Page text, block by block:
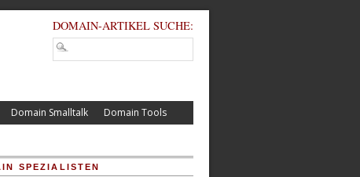
DOMAIN-ARTIKEL SUCHE:
Domain Smalltalk Domain Tools
SPEZIALISTEN